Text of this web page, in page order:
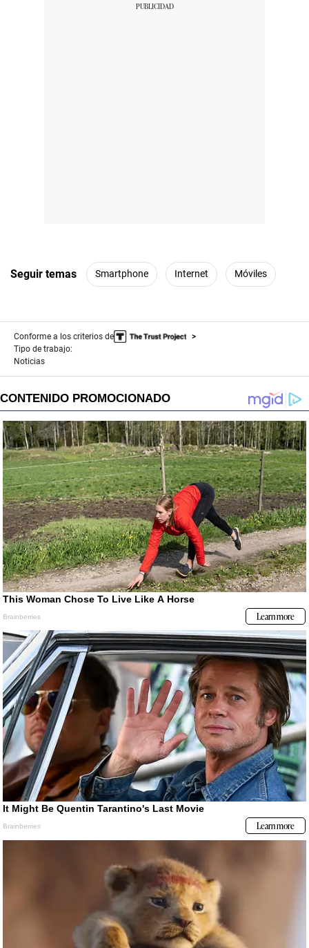
Seguir temas Smartphone Internet Móviles
Conforme a los criterios de
Tipo de trabajo:
Noticias